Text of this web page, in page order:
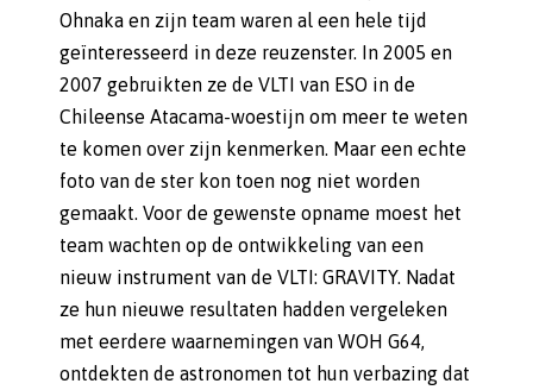
Ohnaka en zijn team waren al een hele tijd
geïnteresseerd in deze reuzenster. In 2005 en
2007 gebruikten ze de VLTI van ESO in de
Chileense Atacama-woestijn om meer te weten
te komen over zijn kenmerken. Maar een echte
foto van de ster kon toen nog niet worden
gemaakt. Voor de gewenste opname moest het
team wachten op de ontwikkeling van een
nieuw instrument van de VLTI: GRAVITY. Nadat
ze hun nieuwe resultaten hadden vergeleken
met eerdere waarnemingen van WOH G64,
ontdekten de astronomen tot hun verbazing dat